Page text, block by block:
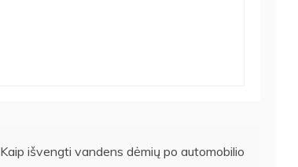
Kaip išvengti vandens dėmių po automobilio